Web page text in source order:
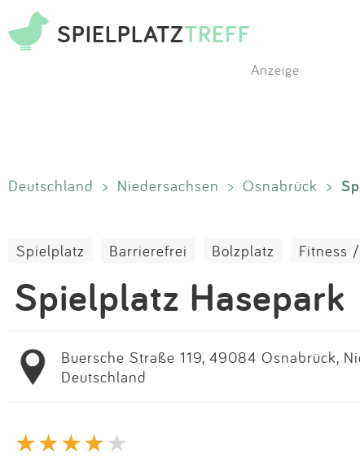
SPIELPLATZTREFF
Anzeige
Deutschland > Niedersachsen > Osnabrück >
Spielplatz Barrierefrei Bolzplatz Fitness
Spielplatz Hasepark
Buersche Straße 119, 49084 Osnabrück,
Deutschland